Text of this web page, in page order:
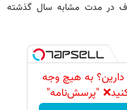
مصرف در مدت مشابه سال گذشته
دارین؟ به هیچ وجه
"پرسش‌نامه"